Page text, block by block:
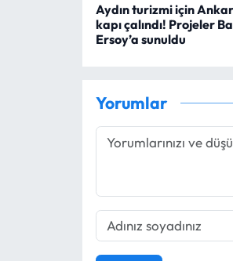
Aydın turizmi için
kapı çalındı! Projeler
Ersoy’a sunuldu
Yorumlar